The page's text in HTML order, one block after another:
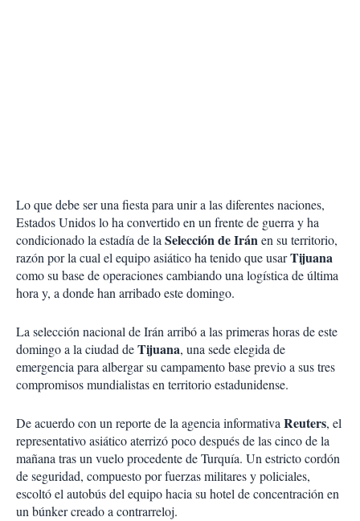
Lo que debe ser una fiesta para unir a las diferentes naciones,
Estados Unidos lo ha convertido en un frente de guerra y ha
condicionado la estadía de laSelección de Iránen su territorio,
razón por la cual el equipo asiático ha tenido que usarTijuana
como su base de operaciones cambiando una logística de última
hora y, a donde han arribado este domingo.
La selección nacional de Irán arribó a las primeras horas de este
domingo a la ciudad deTijuana, una sede elegida de
emergencia para albergar su campamento base previo a sus tres
compromisos mundialistas en territorio estadunidense.
De acuerdo con un reporte de la agencia informativaReuters, el
representativo asiático aterrizó poco después de las cinco de la
mañana tras un vuelo procedente de Turquía. Un estricto cordón
de seguridad, compuesto por fuerzas militares y policiales,
escoltó el autobús del equipo hacia su hotel de concentración en
un búnker creado a contrarreloj.